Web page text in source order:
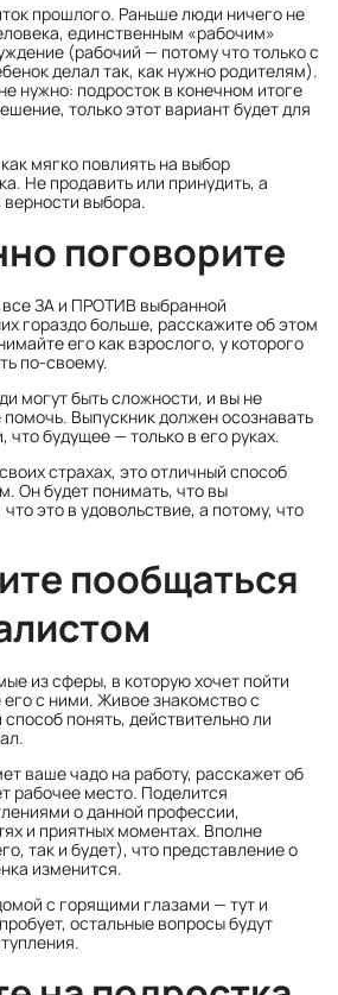
прошлого. Раньше люди ничего не
единственным «рабочим»
(рабочий — потому что только с
делал так, как нужно родителям).
нужно: подросток в конечном итоге
только этот вариант будет для
мягко повлиять на выбор
Не продавить или принудить, а
выбора.
поговорите
ЗА и ПРОТИВ выбранной
гораздо больше, расскажите об этом
его как взрослого, у которого
по-своему.
могут быть сложности, и вы не
Выпускник должен осознавать
что будущее — только в его руках.
страхах, это отличный способ
Он будет понимать, что вы
это в удовольствие, а потому, что
пообщаться
из сферы, в которую хочет пойти
его с ними. Живое знакомство с
понять, действительно ли
ваше чадо на работу, расскажет об
рабочее место. Поделится
о данной профессии,
и приятных моментах. Вполне
так и будет), что представление о
изменится.
с горящими глазами — тут и
остальные вопросы будут